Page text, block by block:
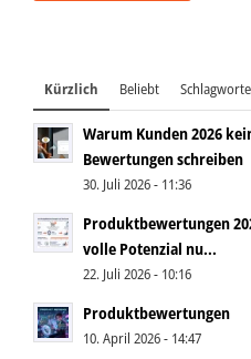
Kürzlich Beliebt Schlagworte
Warum Kunden 2026
Bewertungen schreiben
30. Juli 2026 - 11:36
Produktbewertungen
volle Potenzial nu...
22. Juli 2026 - 10:16
Produktbewertungen
10. April 2026 - 14:47